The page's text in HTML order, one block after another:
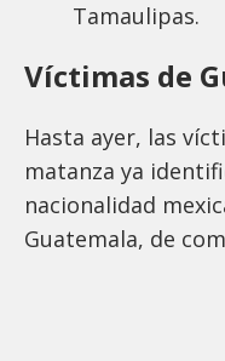
Tamaulipas.
Víctimas de
Hasta ayer, las
matanza ya
nacionalidad
Guatemala, de